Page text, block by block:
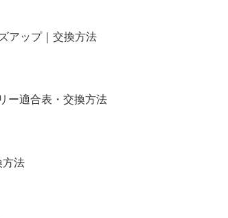
アップ｜交換方法
ー適合表・交換方法
方法